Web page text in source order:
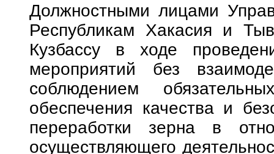
Должностными лицами
Республикам Хакасия и
Кузбассу в ходе
мероприятий без
соблюдением
обеспечения качества и
переработки зерна в
осуществляющего